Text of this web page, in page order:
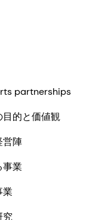
partnerships
目的と価値観
営陣
事業
業
究